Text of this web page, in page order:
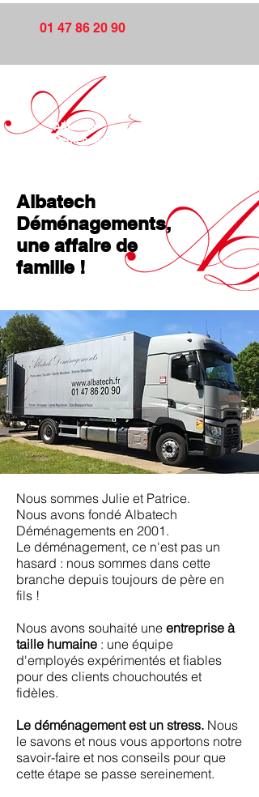
01 47 86 20 90
Albatech
Déménagements
Albatech
Déménagements,
une affaire de
famille !
Nous sommes Julie et Patrice.
Nous avons fondé Albatech
Déménagements en 2001.
Le déménagement, ce n'est pas un
hasard : nous sommes dans cette
branche depuis toujours de père en
fils !
Nous avons souhaité une entreprise à
taille humaine : une équipe
d'employés expérimentés et fiables
pour des clients chouchoutés et
fidèles.
Le déménagement est un stress. Nous
le savons et nous vous apportons notre
savoir-faire et nos conseils pour que
cette étape se passe sereinement.